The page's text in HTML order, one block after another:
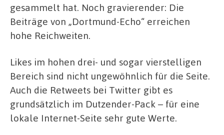
gesammelt hat. Noch gravierender: Die
Beiträge von „Dortmund-Echo“ erreichen
hohe Reichweiten.
Likes im hohen drei- und sogar vierstelligen
Bereich sind nicht ungewöhnlich für die Seite.
Auch die Retweets bei Twitter gibt es
grundsätzlich im Dutzender-Pack – für eine
lokale Internet-Seite sehr gute Werte.